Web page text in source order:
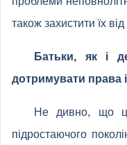
також захистити їх
Батьки, як і
дотримувати права
Не дивно, що
підростаючого